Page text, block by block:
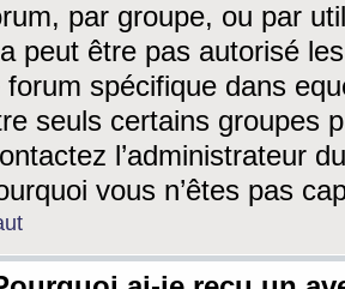
par groupe, ou par
peut être pas autorisé
forum spécifique dans
seuls certains groupes
l’administrateur
vous n’êtes pas